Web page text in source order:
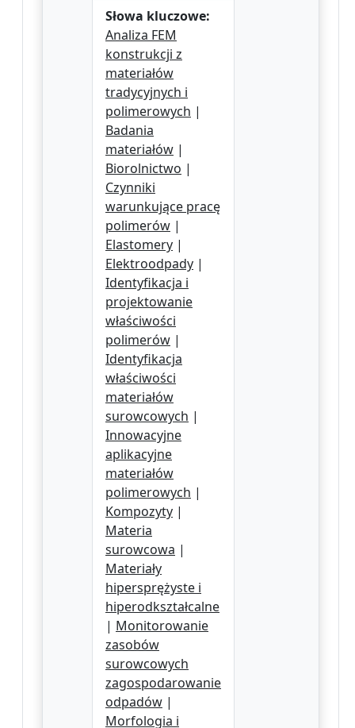
Słowa kluczowe:
Analiza FEM
konstrukcji z
materiałów
tradycyjnych i
polimerowych |
Badania
materiałów |
Biorolnictwo |
Czynniki
warunkujące pracę
polimerów |
Elastomery |
Elektroodpady |
Identyfikacja i
projektowanie
właściwości
polimerów |
Identyfikacja
właściwości
materiałów
surowcowych |
Innowacyjne
aplikacyjne
materiałów
polimerowych |
Kompozyty |
Materia
surowcowa |
Materiały
hipersprężyste i
hiperodkształcalne
| Monitorowanie
zasobów
surowcowych
zagospodarowanie
odpadów |
Morfologia i